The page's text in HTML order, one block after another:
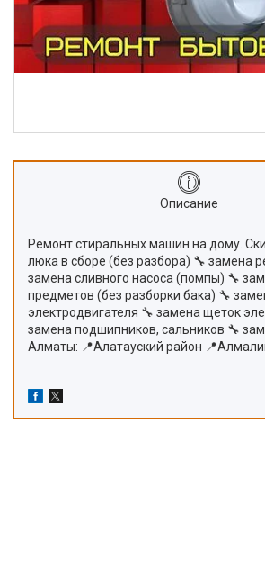
Описание
Ремонт стиральных машин на дому.
люка в сборе (без разбора) 🔧 замена
замена сливного насоса (помпы) 🔧
предметов (без разборки бака) 🔧
электродвигателя 🔧 замена щеток
замена подшипников, сальников 🔧
Алматы: 📍Алатауский район